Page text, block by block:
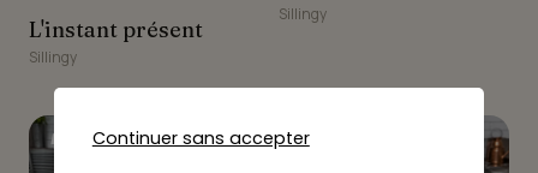
L'instant présent
L'instant présent
Sillingy
Sillingy
Continuer sans accepter